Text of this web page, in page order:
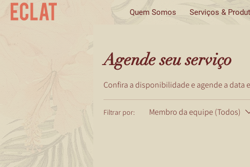
Quem Somos Serviços &
Agende seu serviço
Confira a disponibilidade e agende a data
Filtrar por: Membro da equipe (Todos)